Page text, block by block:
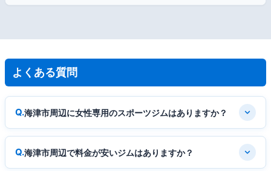
よくある質問
海津市周辺に女性専用のスポーツジムはありますか？
海津市周辺で料金が安いジムはありますか？